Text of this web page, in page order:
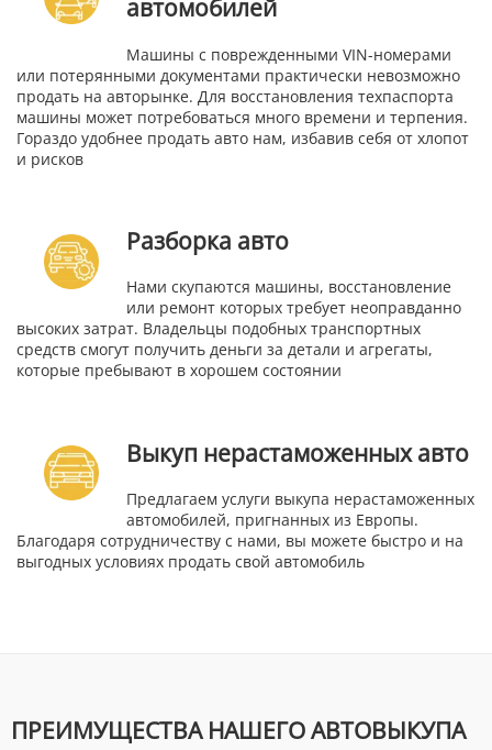
автомобилей
Машины с поврежденными VIN-номерами
или потерянными документами практически невозможно
продать на авторынке. Для восстановления техпаспорта
машины может потребоваться много времени и терпения.
Гораздо удобнее продать авто нам, избавив себя от хлопот
и рисков
Разборка авто
Нами скупаются машины, восстановление
или ремонт которых требует неоправданно
высоких затрат. Владельцы подобных транспортных
средств смогут получить деньги за детали и агрегаты,
которые пребывают в хорошем состоянии
Выкуп нерастаможенных авто
Предлагаем услуги выкупа нерастаможенных
автомобилей, пригнанных из Европы.
Благодаря сотрудничеству с нами, вы можете быстро и на
выгодных условиях продать свой автомобиль
ПРЕИМУЩЕСТВА НАШЕГО АВТОВЫКУПА